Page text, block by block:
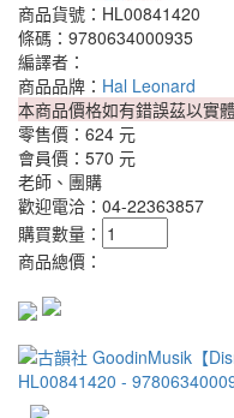
商品貨號：HL00841420
條碼：9780634000935
編譯者：
商品品牌： Hal Leonard
本商品價格如有錯誤茲以實
零售價： 624 元
會員價： 570 元
老師、團購
歡迎電洽：04-22363857
購買數量：
商品總價：